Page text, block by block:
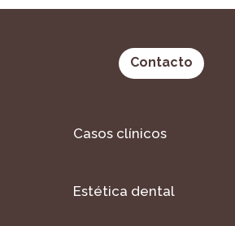
Contacto
Casos clínicos
Estética dental